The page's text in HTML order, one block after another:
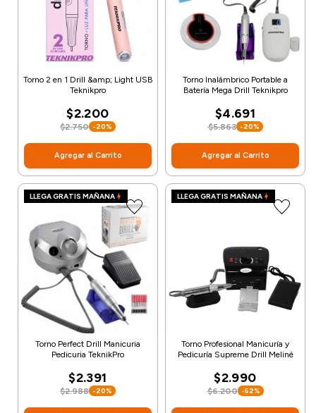
Torno 2 en 1 Drill &amp; Light USB
Teknikpro
$2.200
$2.750 -20%
Agregar al Carrito
Torno Inalámbrico Portable a
Batería Mega Drill Teknikpro
$4.691
$5.863 -20%
Agregar al Carrito
LLEGA GRATIS MAÑANA
Torno Perfect Drill Manicuria
Pedicuria TeknikPro
$2.391
$2.988 -20%
LLEGA GRATIS MAÑANA
Torno Profesional Manicuría y
Pedicuría Supreme Drill Meliné
$2.990
$6.200 -52%